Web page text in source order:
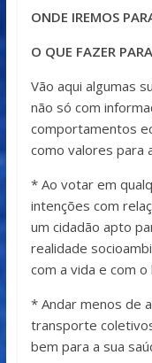
ONDE IREMOS
O QUE FAZER
Vão aqui algumas
não só com
comportamentos
como valores para
* Ao votar em
intenções com
um cidadão apto
realidade
com a vida e com
* Andar menos de
transporte
bem para a sua